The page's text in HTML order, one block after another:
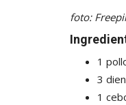
foto:
1
3
1